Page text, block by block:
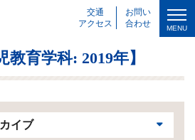
交通
アクセス
お問い
合わせ
MENU
教育学科: 2019年】
イブ